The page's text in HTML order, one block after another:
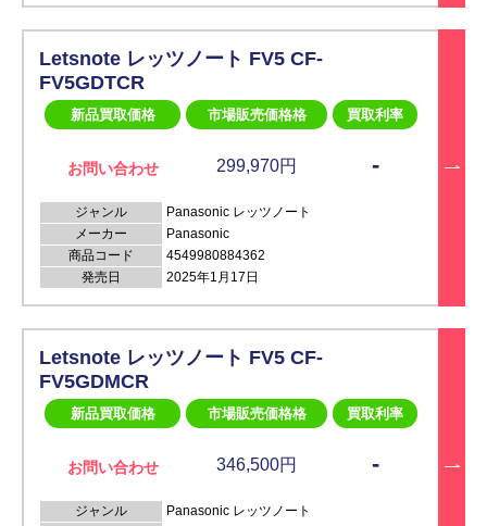
Letsnote レッツノート FV5 CF-
FV5GDTCR
新品買取価格 市場販売価格格 買取利率
お問い合わせ 299,970円 -
ジャンル
Panasonic レッツノート
メーカー
Panasonic
商品コード
4549980884362
発売日
2025年1月17日
Letsnote レッツノート FV5 CF-
FV5GDMCR
新品買取価格 市場販売価格格 買取利率
お問い合わせ 346,500円 -
ジャンル
Panasonic レッツノート